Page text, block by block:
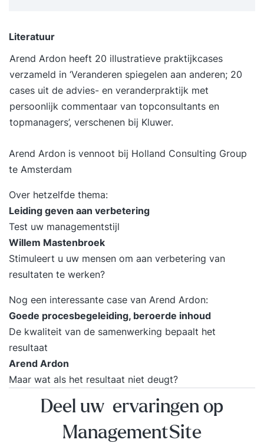
gedragspatronen. Prioriteiten stellen op basis van
impact in plaats van urgentie. Regie nemen over
je agenda, taken en verwachtingen. Formuleren
van persoonlijke leerdoelen en actiepunten voor
de komende periode. 17:00 uur Einde training
Dag 2 09:30 uur Start training Terugkoppeling op
resultaten. Afrekenen met tijdverspillers,
onderbrekingen en uitstelgedrag. Omgaan met
verliezen. Grenzen stellen en effectief
verwachtingsmanagement. Focus houden in een
dynamische en veeleisende werkomgeving.
Helder en daadkrachtig communiceren over
prioriteiten en keuzes. Borgen van nieuw gedrag
voor duurzame effectiviteit. Evaluatie van de
training en opstellen van een persoonlijk
praktijkgericht actieplan. 17:00 uur Einde training
Je training in 3 stappen Stap 1. Je start met een
persoonlijke intake Voorafgaand aan de training
vul je een online intake in. Wil je liever je
persoonlijke leerdoelen toelichten? Dan plannen
we graag een telefonisch intakegesprek met je in.
Op basis van je leerdoelen, achtergrond en
aandachtspunten plaatsen we je in een
trainingsgroep met vergelijkbare professionals.
Literatuur
Arend Ardon heeft 20 illustratieve praktijkcases
verzameld in ‘Veranderen spiegelen aan anderen; 20
cases uit de advies- en veranderpraktijk met
persoonlijk commentaar van topconsultants en
topmanagers’, verschenen bij Kluwer.
Arend Ardon is vennoot bij Holland Consulting Group
te Amsterdam
Over hetzelfde thema:
Leiding geven aan verbetering
Test uw managementstijl
Willem Mastenbroek
Stimuleert u uw mensen om aan verbetering van
resultaten te werken?
Nog een interessante case van Arend Ardon:
Goede procesbegeleiding, beroerde inhoud
De kwaliteit van de samenwerking bepaalt het
resultaat
Arend Ardon
Maar wat als het resultaat niet deugt?
Deel uw ervaringen op
ManagementSite